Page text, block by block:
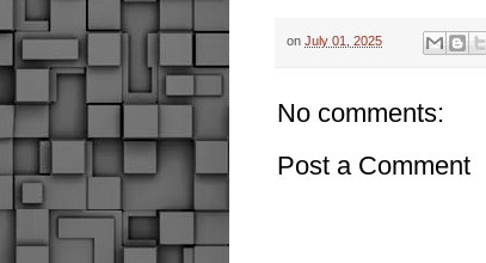
on July 01, 2025
No comments:
Post a Comment